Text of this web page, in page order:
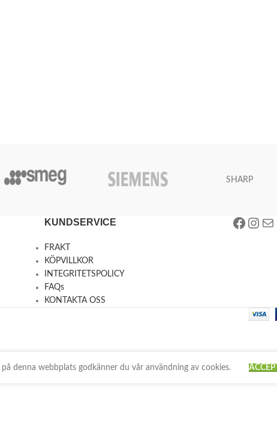
SHARP
KUNDSERVICE
FRAKT
KÖPVILLKOR
INTEGRITETSPOLICY
FAQs
KONTAKTA OSS
denna webbplats godkänner du vår användning av cookies. ACCEPT